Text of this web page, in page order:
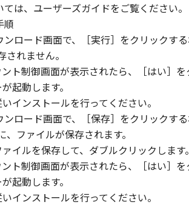
ソフトウェア」は、『現状のまま』の状
連会社、それらの販売代理店または販売
、いかなる保証も、明示たると黙示たる
ノン、キヤノンのライセンサー、キヤノ
ェア」の使用または使用不能から生ずる
い全ての損害を言います。）について、
ライセンサー、キヤノンの子会社、キヤ
た場合でも同様です。
ノン、キヤノンのライセンサー、キヤノ
ェア」、または「本ソフトウェア」の使
わないものとします。
期間
約書は、お客様が、『同意』を示す下記
は、ユーザーズガイドをご覧ください。
順
ンロード画面で、［実行］をクリックする
れません。
ト制御画面が表示されたら、［はい］
起動します。
インストールを行ってください。
ンロード画面で、［保存］をクリックする
ファイルが保存されます。
イルを保存して、ダブルクリックします。
ト制御画面が表示されたら、［はい］を
起動します。
インストールを行ってください。